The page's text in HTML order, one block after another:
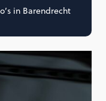
in Barendrecht